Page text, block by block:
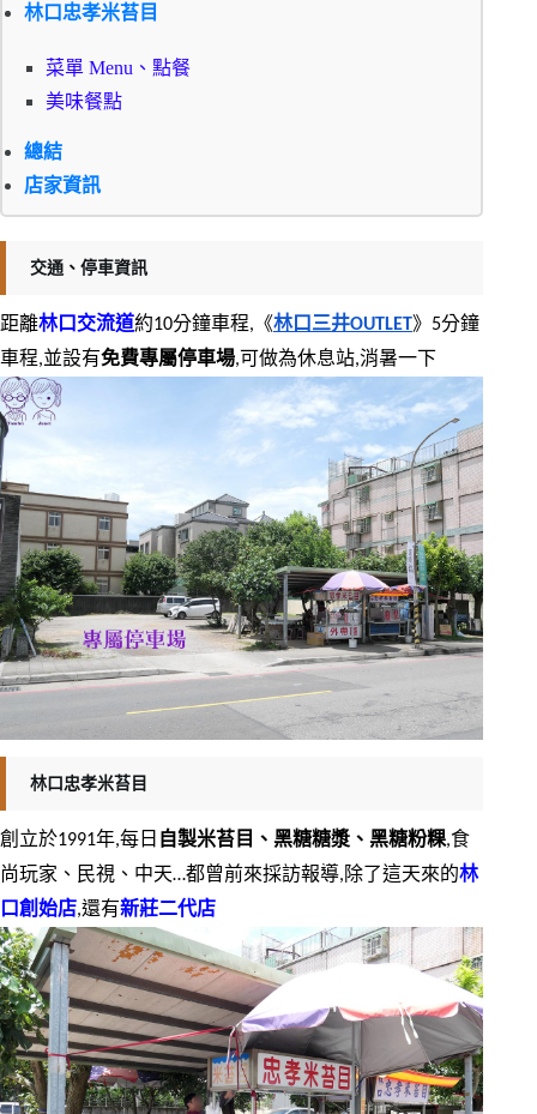
林口忠孝米苔目
菜單 Menu、點餐
美味餐點
總結
店家資訊
交通、停車資訊
距離林口交流道約10分鐘車程,《林口三井OUTLET》5分鐘
車程,並設有免費專屬停車場,可做為休息站,消暑一下
林口忠孝米苔目
創立於1991年,每日 自製米苔目、黑糖糖漿、黑糖粉粿,食
尚玩家、民視、中天…都曾前來採訪報導,除了這天來的林
口創始店,還有新莊二代店